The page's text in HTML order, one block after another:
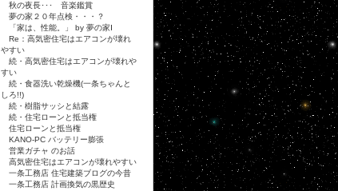
秋の夜長･･･ 音楽鑑賞
夢の家２０年点検・・・？
「家は、性能。」 by 夢の家Ⅰ
Re：高気密住宅はエアコンが壊れ
やすい
続・高気密住宅はエアコンが壊れや
すい
続・食器洗い乾燥機(一条ちゃんと
しろ!!)
続・樹脂サッシと結露
続・住宅ローンと抵当権
住宅ローンと抵当権
KANO-PC バッテリー膨張
営業ガチャ のお話
高気密住宅はエアコンが壊れやすい
一条工務店 住宅建築ブログの今昔
一条工務店 計画換気の黒歴史